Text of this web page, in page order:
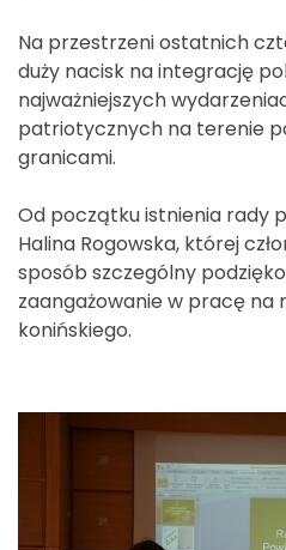
Na przestrzeni ostatnich
duży nacisk na integrację
najważniejszych
patriotycznych na terenie
granicami.
Od początku istnienia rady
Halina Rogowska, której
sposób szczególny
zaangażowanie w pracę na
konińskiego.